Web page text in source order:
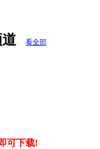
看全部
可下载!